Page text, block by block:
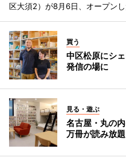
区大須2）が8月6日、オープンし
買う
中区松原にシ
発信の場に
見る・遊ぶ
名古屋・丸の
万冊が読み放題